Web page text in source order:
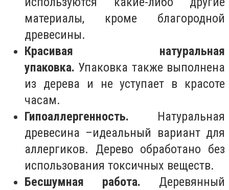
материалы, кроме благородной
древесины.
Красивая натуральная
упаковка. Упаковка также выполнена
из дерева и не уступает в красоте
часам.
Гипоаллергенность. Натуральная
древесина –идеальный вариант для
аллергиков. Дерево обработано без
использования токсичных веществ.
Бесшумная работа. Деревянный